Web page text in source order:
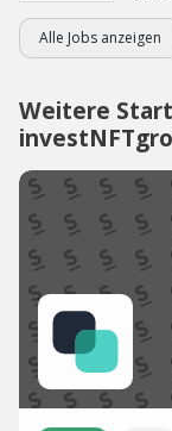
Alle Jobs anzeigen
Weitere